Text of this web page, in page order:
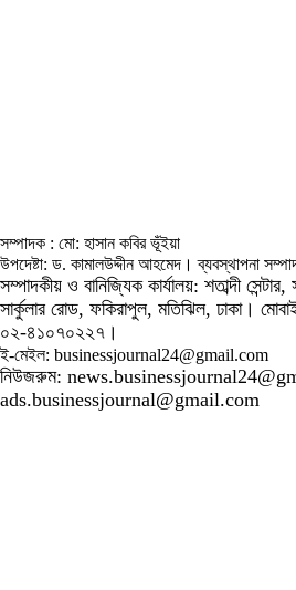
সম্পাদক : মো: হাসান কবির ভূঁইয়া
উপদেষ্টা: ড. কামালউদ্দীন আহমেদ। ব্যবস্থাপনা
সম্পাদকীয় ও বানিজ্যিক কার্যালয়: শতাব্দী
সার্কুলার রোড, ফকিরাপুল, মতিঝিল, ঢাকা।
০২-৪১০৭০২২৭।
ই-মেইল: businessjournal24@gmail.com
নিউজরুম:
ads.businessjournal@gmail.com